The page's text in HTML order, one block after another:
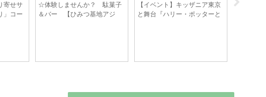
※WEB連載更新 【漫画家
おだぎみを（絵）】「嫌われ
山） ☆PR
【プロレスエク
Third Generation